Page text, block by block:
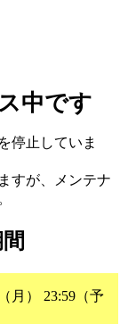
中です
停止していま
すが、メンテナ
月） 23:59（予